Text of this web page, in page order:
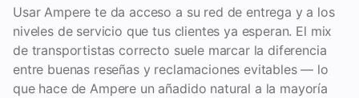
Usar Ampere te da acceso a su red de entrega y a los
niveles de servicio que tus clientes ya esperan. El mix
de transportistas correcto suele marcar la diferencia
entre buenas reseñas y reclamaciones evitables — lo
que hace de Ampere un añadido natural a la mayoría